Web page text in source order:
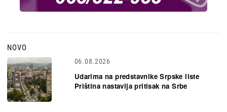
NOVO
06.08.2026
Udarima na predstavnike Srpske liste
Priština nastavlja pritisak na Srbe